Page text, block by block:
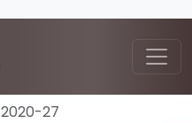
2020-27